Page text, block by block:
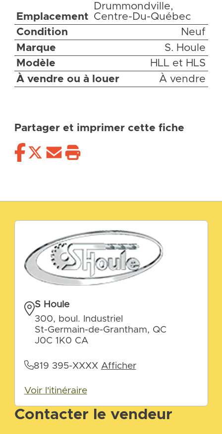
Emplacement
Drummondville,
Centre-Du-Québec
Condition
Neuf
Marque
S. Houle
Modèle
HLL et HLS
À vendre ou à louer
À vendre
Partager et imprimer cette fiche
Contacter le vendeur
S Houle
300, boul. Industriel
St-Germain-de-Grantham, QC
J0C 1K0 CA
819 395-XXXX Afficher
Voir l'itinéraire